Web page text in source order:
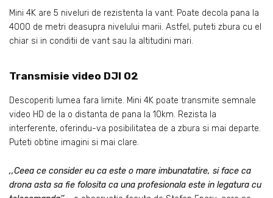
Mini 4K are 5 niveluri de rezistenta la vant. Poate decola pana la
4000 de metri deasupra nivelului marii. Astfel, puteti zbura cu el
chiar si in conditii de vant sau la altitudini mari.
Transmisie video DJI 02
Descoperiti lumea fara limite. Mini 4K poate transmite semnale
video HD de la o distanta de pana la 10km. Rezista la
interferente, oferindu-va posibilitatea de a zbura si mai departe.
Puteti obtine imagini si mai clare.
‚‚Ceea ce consider eu ca este o mare imbunatatire, si face ca
drona asta sa fie folosita ca una profesionala este in legatura cu